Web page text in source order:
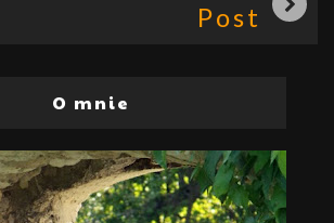
Post
O mnie